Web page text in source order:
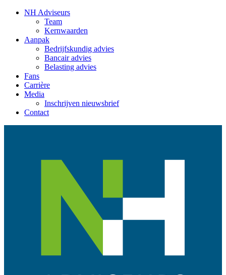
NH Adviseurs
Team
Kernwaarden
Aanpak
Bedrijfskundig advies
Bancair advies
Belasting advies
Fans
Carrière
Media
Inschrijven nieuwsbrief
Contact